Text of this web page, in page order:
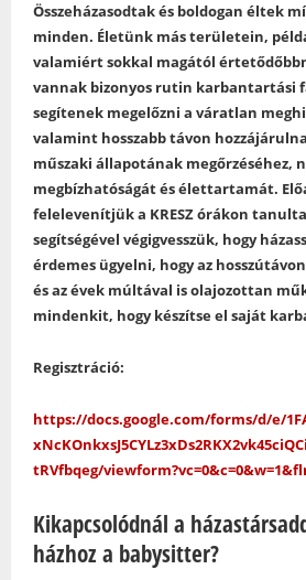
Összeházasodtak és boldogan éltek
minden. Életünk más területein,
valamiért sokkal magától
vannak bizonyos rutin karbantartási
segítenek megelőzni a váratlan
valamint hosszabb távon
műszaki állapotának megőrzéséhez,
megbízhatóságát és élettartamát.
felelevenítjük a KRESZ órákon
segítségével végigvesszük, hogy
érdemes ügyelni, hogy az
és az évek múltával is olajozottan
mindenkit, hogy készítse el saját
Regisztráció:
https://docs.google.com/forms/d/e/
tRVfbqeg/
Kikapcsolódnál a
házhoz a babysitter?